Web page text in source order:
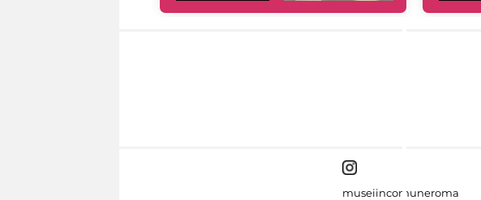
museiincomuneroma